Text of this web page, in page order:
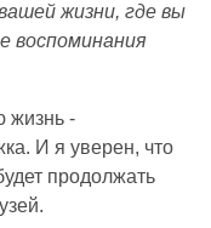
жизни, где вы
воспоминания
жизнь -
И я уверен, что
продолжать